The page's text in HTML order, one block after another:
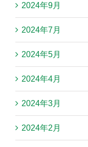
2024年9月
2024年7月
2024年5月
2024年4月
2024年3月
2024年2月